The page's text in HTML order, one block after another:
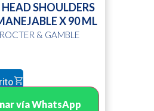
SHOULDERS
X 90 ML
& GAMBLE
vía WhatsApp